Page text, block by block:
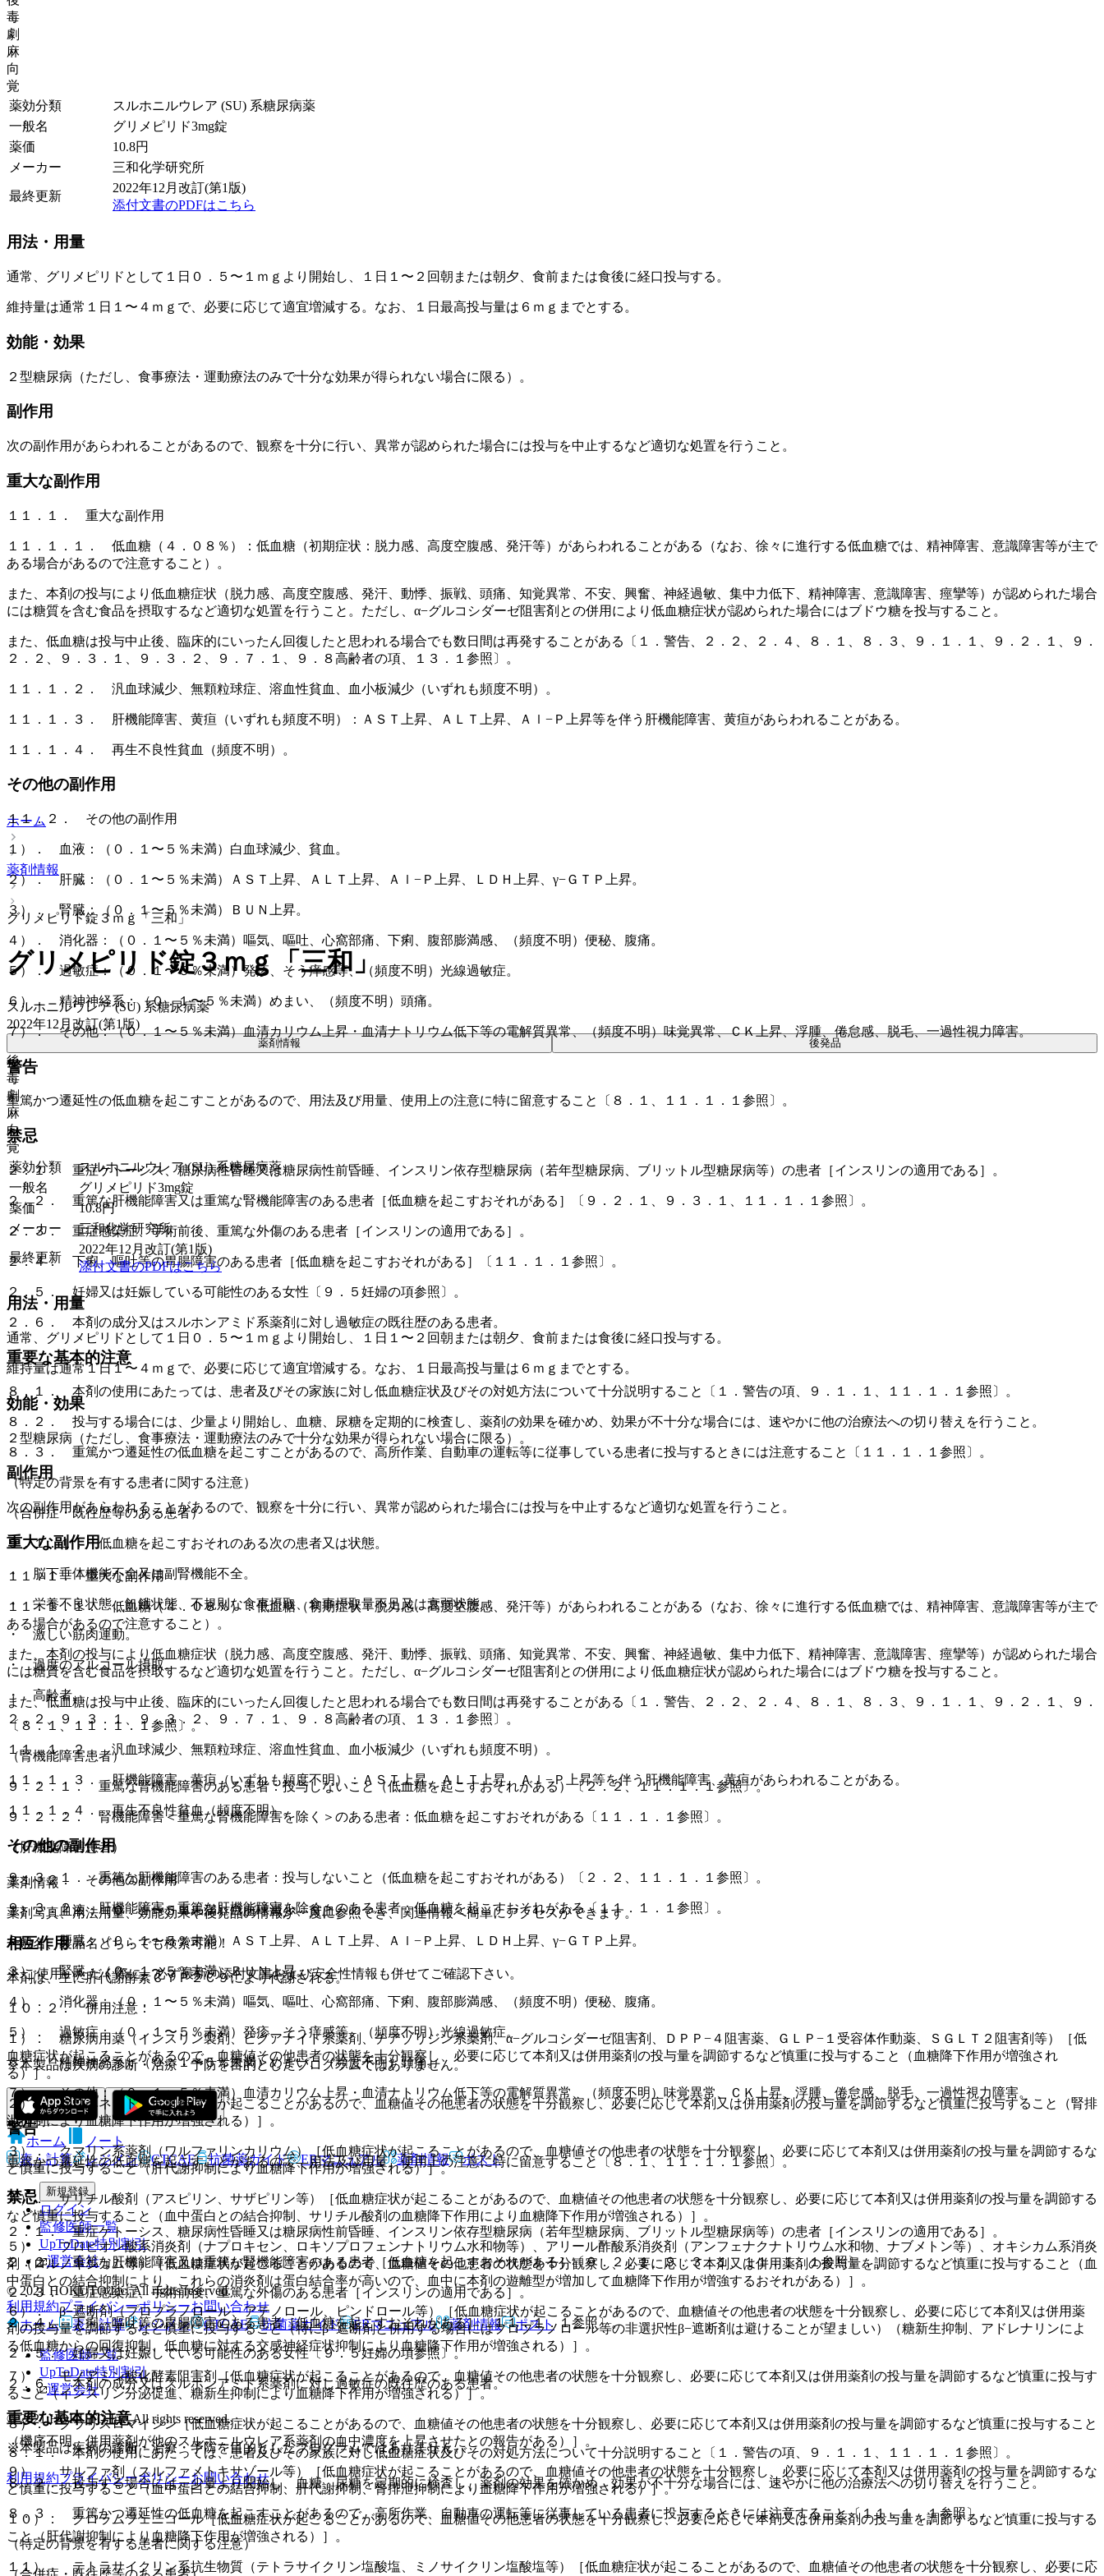
毒
劇
麻
向
覚
薬効分類
スルホニルウレア (SU) 系糖尿病薬
一般名
グリメピリド3mg錠
薬価
10.8円
メーカー
三和化学研究所
最終更新
2022年12月改訂(第1版)
添付文書のPDFはこちら
用法・用量
通常、グリメピリドとして１日０．５〜１ｍｇより開始し、１日１〜２回朝または朝夕、食前または食後に経口投与する。
維持量は通常１日１〜４ｍｇで、必要に応じて適宜増減する。なお、１日最高投与量は６ｍｇまでとする。
効能・効果
２型糖尿病（ただし、食事療法・運動療法のみで十分な効果が得られない場合に限る）。
副作用
次の副作用があらわれることがあるので、観察を十分に行い、異常が認められた場合には投与を中止するなど適切な処置を行うこと。
重大な副作用
１１．１． 重大な副作用
１１．１．１． 低血糖（４．０８％）：低血糖（初期症状：脱力感、高度空腹感、発汗等）があらわれることがある（なお、徐々に進行する低血糖では、精神障害、意識障害等が主で
ある場合があるので注意すること）。
また、本剤の投与により低血糖症状（脱力感、高度空腹感、発汗、動悸、振戦、頭痛、知覚異常、不安、興奮、神経過敏、集中力低下、精神障害、意識障害、痙攣等）が認められた場合
には糖質を含む食品を摂取するなど適切な処置を行うこと。ただし、α−グルコシダーゼ阻害剤との併用により低血糖症状が認められた場合にはブドウ糖を投与すること。
また、低血糖は投与中止後、臨床的にいったん回復したと思われる場合でも数日間は再発することがある〔１．警告、２．２、２．４、８．１、８．３、９．１．１、９．２．１、９．
２．２、９．３．１、９．３．２、９．７．１、９．８高齢者の項、１３．１参照〕。
１１．１．２． 汎血球減少、無顆粒球症、溶血性貧血、血小板減少（いずれも頻度不明）。
１１．１．３． 肝機能障害、黄疸（いずれも頻度不明）：ＡＳＴ上昇、ＡＬＴ上昇、Ａｌ−Ｐ上昇等を伴う肝機能障害、黄疸があらわれることがある。
１１．１．４． 再生不良性貧血（頻度不明）。
その他の副作用
１１．２． その他の副作用
１）． 血液：（０．１〜５％未満）白血球減少、貧血。
２）． 肝臓：（０．１〜５％未満）ＡＳＴ上昇、ＡＬＴ上昇、Ａｌ−Ｐ上昇、ＬＤＨ上昇、γ−ＧＴＰ上昇。
３）． 腎臓：（０．１〜５％未満）ＢＵＮ上昇。
４）． 消化器：（０．１〜５％未満）嘔気、嘔吐、心窩部痛、下痢、腹部膨満感、（頻度不明）便秘、腹痛。
５）． 過敏症：（０．１〜５％未満）発疹、そう痒感等、（頻度不明）光線過敏症。
６）． 精神神経系：（０．１〜５％未満）めまい、（頻度不明）頭痛。
７）． その他：（０．１〜５％未満）血清カリウム上昇・血清ナトリウム低下等の電解質異常、（頻度不明）味覚異常、ＣＫ上昇、浮腫、倦怠感、脱毛、一過性視力障害。
警告
重篤かつ遷延性の低血糖を起こすことがあるので、用法及び用量、使用上の注意に特に留意すること〔８．１、１１．１．１参照〕。
禁忌
２．１． 重症ケトーシス、糖尿病性昏睡又は糖尿病性前昏睡、インスリン依存型糖尿病（若年型糖尿病、ブリットル型糖尿病等）の患者［インスリンの適用である］。
２．２． 重篤な肝機能障害又は重篤な腎機能障害のある患者［低血糖を起こすおそれがある］〔９．２．１、９．３．１、１１．１．１参照〕。
２．３． 重症感染症、手術前後、重篤な外傷のある患者［インスリンの適用である］。
２．４． 下痢、嘔吐等の胃腸障害のある患者［低血糖を起こすおそれがある］〔１１．１．１参照〕。
２．５． 妊婦又は妊娠している可能性のある女性〔９．５妊婦の項参照〕。
２．６． 本剤の成分又はスルホンアミド系薬剤に対し過敏症の既往歴のある患者。
重要な基本的注意
８．１． 本剤の使用にあたっては、患者及びその家族に対し低血糖症状及びその対処方法について十分説明すること〔１．警告の項、９．１．１、１１．１．１参照〕。
８．２． 投与する場合には、少量より開始し、血糖、尿糖を定期的に検査し、薬剤の効果を確かめ、効果が不十分な場合には、速やかに他の治療法への切り替えを行うこと。
８．３． 重篤かつ遷延性の低血糖を起こすことがあるので、高所作業、自動車の運転等に従事している患者に投与するときには注意すること〔１１．１．１参照〕。
（特定の背景を有する患者に関する注意）
（合併症・既往歴等のある患者）
９．１．１． 低血糖を起こすおそれのある次の患者又は状態。
・ 脳下垂体機能不全又は副腎機能不全。
・ 栄養不良状態、飢餓状態、不規則な食事摂取、食事摂取量不足又は衰弱状態。
・ 激しい筋肉運動。
・ 過度のアルコール摂取。
・ 高齢者。
〔８．１、１１．１．１参照〕。
（腎機能障害患者）
９．２．１． 重篤な腎機能障害のある患者：投与しないこと（低血糖を起こすおそれがある）〔２．２、１１．１．１参照〕。
９．２．２． 腎機能障害＜重篤な腎機能障害を除く＞のある患者：低血糖を起こすおそれがある〔１１．１．１参照〕。
（肝機能障害患者）
９．３．１． 重篤な肝機能障害のある患者：投与しないこと（低血糖を起こすおそれがある）〔２．２、１１．１．１参照〕。
９．３．２． 肝機能障害＜重篤な肝機能障害を除く＞のある患者：低血糖を起こすおそれがある〔１１．１．１参照〕。
相互作用
本剤は、主に肝代謝酵素ＣＹＰ２Ｃ９により代謝される。
１０．２． 併用注意：
１）． 糖尿病用薬（インスリン製剤、ビグアナイド系薬剤、チアゾリジン系薬剤、α−グルコシダーゼ阻害剤、ＤＰＰ−４阻害薬、ＧＬＰ−１受容体作動薬、ＳＧＬＴ２阻害剤等）［低
血糖症状が起こることがあるので、血糖値その他患者の状態を十分観察し、必要に応じて本剤又は併用薬剤の投与量を調節するなど慎重に投与すること（血糖降下作用が増強され
る）］。
２）． プロベネシド［低血糖症状が起こることがあるので、血糖値その他患者の状態を十分観察し、必要に応じて本剤又は併用薬剤の投与量を調節するなど慎重に投与すること（腎排
泄抑制により血糖降下作用が増強される）］。
３）． クマリン系薬剤（ワルファリンカリウム）［低血糖症状が起こることがあるので、血糖値その他患者の状態を十分観察し、必要に応じて本剤又は併用薬剤の投与量を調節するな
ど慎重に投与すること（肝代謝抑制により血糖降下作用が増強される）］。
４）． サリチル酸剤（アスピリン、サザピリン等）［低血糖症状が起こることがあるので、血糖値その他患者の状態を十分観察し、必要に応じて本剤又は併用薬剤の投与量を調節する
など慎重に投与すること（血中蛋白との結合抑制、サリチル酸剤の血糖降下作用により血糖降下作用が増強される）］。
５）． プロピオン酸系消炎剤（ナプロキセン、ロキソプロフェンナトリウム水和物等）、アリール酢酸系消炎剤（アンフェナクナトリウム水和物、ナブメトン等）、オキシカム系消炎
剤（ロルノキシカム等）［低血糖症状が起こることがあるので、血糖値その他患者の状態を十分観察し、必要に応じて本剤又は併用薬剤の投与量を調節するなど慎重に投与すること（血
中蛋白との結合抑制により、これらの消炎剤は蛋白結合率が高いので、血中に本剤の遊離型が増加して血糖降下作用が増強するおそれがある）］。
６）． β−遮断剤（プロプラノロール、アテノロール、ピンドロール等）［低血糖症状が起こることがあるので、血糖値その他患者の状態を十分観察し、必要に応じて本剤又は併用薬
剤の投与量を調節するなど慎重に投与すること（特にβ−遮断剤と併用する場合にはプロプラノロール等の非選択性β−遮断剤は避けることが望ましい）（糖新生抑制、アドレナリンによ
る低血糖からの回復抑制、低血糖に対する交感神経症状抑制により血糖降下作用が増強される）］。
７）． モノアミン酸化酵素阻害剤［低血糖症状が起こることがあるので、血糖値その他患者の状態を十分観察し、必要に応じて本剤又は併用薬剤の投与量を調節するなど慎重に投与す
ること（インスリン分泌促進、糖新生抑制により血糖降下作用が増強される）］。
８）． クラリスロマイシン［低血糖症状が起こることがあるので、血糖値その他患者の状態を十分観察し、必要に応じて本剤又は併用薬剤の投与量を調節するなど慎重に投与すること
（機序不明、併用薬剤が他のスルホニルウレア系薬剤の血中濃度を上昇させたとの報告がある）］。
９）． サルファ剤（スルファメトキサゾール等）［低血糖症状が起こることがあるので、血糖値その他患者の状態を十分観察し、必要に応じて本剤又は併用薬剤の投与量を調節するな
ど慎重に投与すること（血中蛋白との結合抑制、肝代謝抑制、腎排泄抑制により血糖降下作用が増強される）］。
１０）． クロラムフェニコール［低血糖症状が起こることがあるので、血糖値その他患者の状態を十分観察し、必要に応じて本剤又は併用薬剤の投与量を調節するなど慎重に投与する
こと（肝代謝抑制により血糖降下作用が増強される）］。
１１）． テトラサイクリン系抗生物質（テトラサイクリン塩酸塩、ミノサイクリン塩酸塩等）［低血糖症状が起こることがあるので、血糖値その他患者の状態を十分観察し、必要に応
ホーム
薬剤情報
グリメピリド錠３ｍｇ「三和」
グリメピリド錠３ｍｇ「三和」
スルホニルウレア (SU) 系糖尿病薬
2022年12月改訂(第1版)
薬剤情報 後発品
後
毒
劇
麻
向
覚
薬効分類
スルホニルウレア (SU) 系糖尿病薬
一般名
グリメピリド3mg錠
薬価
10.8円
メーカー
三和化学研究所
最終更新
2022年12月改訂(第1版)
添付文書のPDFはこちら
用法・用量
通常、グリメピリドとして１日０．５〜１ｍｇより開始し、１日１〜２回朝または朝夕、食前または食後に経口投与する。
維持量は通常１日１〜４ｍｇで、必要に応じて適宜増減する。なお、１日最高投与量は６ｍｇまでとする。
効能・効果
２型糖尿病（ただし、食事療法・運動療法のみで十分な効果が得られない場合に限る）。
副作用
次の副作用があらわれることがあるので、観察を十分に行い、異常が認められた場合には投与を中止するなど適切な処置を行うこと。
重大な副作用
１１．１． 重大な副作用
１１．１．１． 低血糖（４．０８％）：低血糖（初期症状：脱力感、高度空腹感、発汗等）があらわれることがある（なお、徐々に進行する低血糖では、精神障害、意識障害等が主で
ある場合があるので注意すること）。
また、本剤の投与により低血糖症状（脱力感、高度空腹感、発汗、動悸、振戦、頭痛、知覚異常、不安、興奮、神経過敏、集中力低下、精神障害、意識障害、痙攣等）が認められた場合
には糖質を含む食品を摂取するなど適切な処置を行うこと。ただし、α−グルコシダーゼ阻害剤との併用により低血糖症状が認められた場合にはブドウ糖を投与すること。
また、低血糖は投与中止後、臨床的にいったん回復したと思われる場合でも数日間は再発することがある〔１．警告、２．２、２．４、８．１、８．３、９．１．１、９．２．１、９．
２．２、９．３．１、９．３．２、９．７．１、９．８高齢者の項、１３．１参照〕。
１１．１．２． 汎血球減少、無顆粒球症、溶血性貧血、血小板減少（いずれも頻度不明）。
１１．１．３． 肝機能障害、黄疸（いずれも頻度不明）：ＡＳＴ上昇、ＡＬＴ上昇、Ａｌ−Ｐ上昇等を伴う肝機能障害、黄疸があらわれることがある。
１１．１．４． 再生不良性貧血（頻度不明）。
その他の副作用
１１．２． その他の副作用
１）． 血液：（０．１〜５％未満）白血球減少、貧血。
２）． 肝臓：（０．１〜５％未満）ＡＳＴ上昇、ＡＬＴ上昇、Ａｌ−Ｐ上昇、ＬＤＨ上昇、γ−ＧＴＰ上昇。
３）． 腎臓：（０．１〜５％未満）ＢＵＮ上昇。
４）． 消化器：（０．１〜５％未満）嘔気、嘔吐、心窩部痛、下痢、腹部膨満感、（頻度不明）便秘、腹痛。
５）． 過敏症：（０．１〜５％未満）発疹、そう痒感等、（頻度不明）光線過敏症。
６）． 精神神経系：（０．１〜５％未満）めまい、（頻度不明）頭痛。
７）． その他：（０．１〜５％未満）血清カリウム上昇・血清ナトリウム低下等の電解質異常、（頻度不明）味覚異常、ＣＫ上昇、浮腫、倦怠感、脱毛、一過性視力障害。
警告
重篤かつ遷延性の低血糖を起こすことがあるので、用法及び用量、使用上の注意に特に留意すること〔８．１、１１．１．１参照〕。
禁忌
２．１． 重症ケトーシス、糖尿病性昏睡又は糖尿病性前昏睡、インスリン依存型糖尿病（若年型糖尿病、ブリットル型糖尿病等）の患者［インスリンの適用である］。
２．２． 重篤な肝機能障害又は重篤な腎機能障害のある患者［低血糖を起こすおそれがある］〔９．２．１、９．３．１、１１．１．１参照〕。
２．３． 重症感染症、手術前後、重篤な外傷のある患者［インスリンの適用である］。
２．４． 下痢、嘔吐等の胃腸障害のある患者［低血糖を起こすおそれがある］〔１１．１．１参照〕。
２．５． 妊婦又は妊娠している可能性のある女性〔９．５妊婦の項参照〕。
２．６． 本剤の成分又はスルホンアミド系薬剤に対し過敏症の既往歴のある患者。
重要な基本的注意
８．１． 本剤の使用にあたっては、患者及びその家族に対し低血糖症状及びその対処方法について十分説明すること〔１．警告の項、９．１．１、１１．１．１参照〕。
８．２． 投与する場合には、少量より開始し、血糖、尿糖を定期的に検査し、薬剤の効果を確かめ、効果が不十分な場合には、速やかに他の治療法への切り替えを行うこと。
８．３． 重篤かつ遷延性の低血糖を起こすことがあるので、高所作業、自動車の運転等に従事している患者に投与するときには注意すること〔１１．１．１参照〕。
（特定の背景を有する患者に関する注意）
薬剤情報
薬剤写真、用法用量、効能効果や後発品の情報が一度に参照でき、関連情報へ簡単にアクセスができます。
一般名、製品名どちらでも検索可能！
※ ご使用いただく際に、必ず最新の添付文書および安全性情報も併せてご確認下さい。
※本製品は疾病の診断・治療・予防を目的としたプログラムではありません。
ホーム
ノート
表・計算
レジメン CTCAE 抗菌薬ガイド ERマニュアル 薬剤情報 ポスト
新規登録
ログイン
監修医師一覧
UpToDate特別割引
運営会社
© 2021 HOKUTO Inc. All rights reserved.
利用規約プライバシーポリシーお問い合わせ
ホーム
表・計算 レジメン CTCAE 抗菌薬ガイド ERマニュアル 薬剤情報 ポスト
監修医師一覧
UpToDate特別割引
運営会社
© 2021 HOKUTO Inc. All rights reserved.
※本製品は疾病の診断・治療・予防を目的としたプログラムではありません。
利用規約プライバシーポリシーお問い合わせ